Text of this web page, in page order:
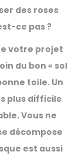
des roses
ce pas ?
votre projet
du bon « sol
toile. Un
plus difficile
Vous ne
décompose
est aussi